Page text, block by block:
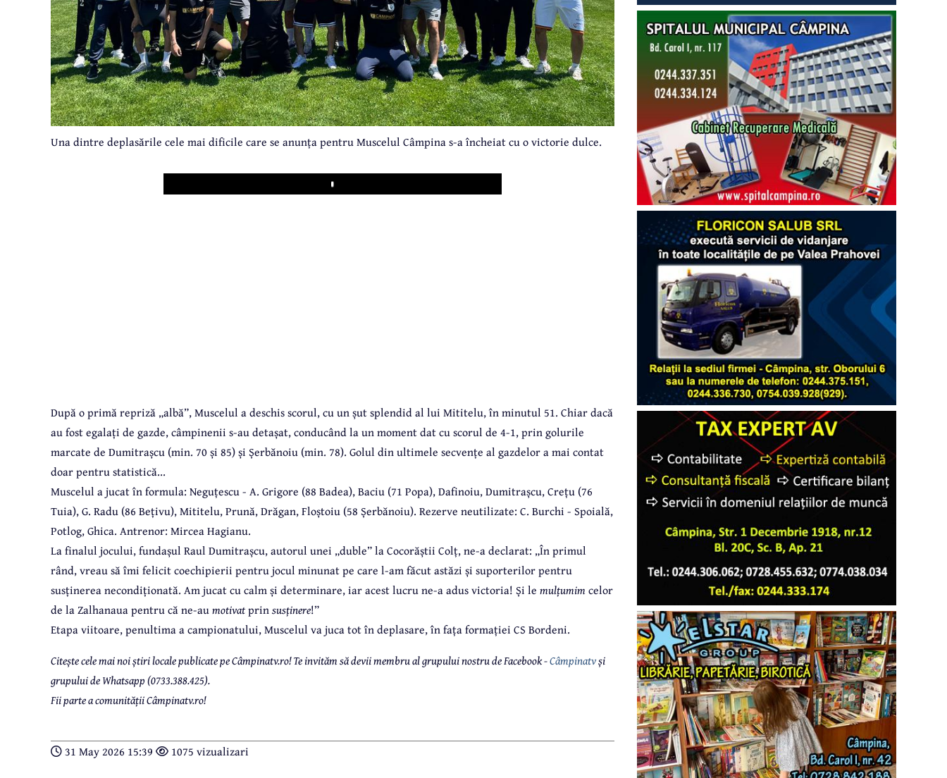
Una dintre deplasările cele mai dificile care se anunța pentru Muscelul Câmpina s-a încheiat cu o victorie dulce.
Play
După o primă repriză „albă”, Muscelul a deschis scorul, cu un șut splendid al lui Mititelu, în minutul 51. Chiar dacă
au fost egalați de gazde, câmpinenii s-au detașat, conducând la un moment dat cu scorul de 4-1, prin golurile
marcate de Dumitrașcu (min. 70 și 85) și Șerbănoiu (min. 78). Golul din ultimele secvențe al gazdelor a mai contat
doar pentru statistică...
Muscelul a jucat în formula: Neguțescu - A. Grigore (88 Badea), Baciu (71 Popa), Dafinoiu, Dumitrașcu, Crețu (76
Tuia), G. Radu (86 Bețivu), Mititelu, Prună, Drăgan, Floștoiu (58 Șerbănoiu). Rezerve neutilizate: C. Burchi - Spoială,
Potlog, Ghica. Antrenor: Mircea Hagianu.
La finalul jocului, fundașul Raul Dumitrașcu, autorul unei „duble” la Cocorăștii Colț, ne-a declarat: „În primul
rând, vreau să îmi felicit coechipierii pentru jocul minunat pe care l-am făcut astăzi și suporterilor pentru
susținerea necondiționată. Am jucat cu calm și determinare, iar acest lucru ne-a adus victoria! Și le mulțumimcelor
de la Zalhanaua pentru că ne-aumotivatprinsusținere!”
Etapa viitoare, penultima a campionatului, Muscelul va juca tot în deplasare, în fața formației CS Bordeni.
Citește cele mai noi știri locale publicate pe Câmpinatv.ro! Te invităm să devii membru al grupului nostru de Facebook -Câmpinatvși
grupului de Whatsapp (0733.388.425).
Fii parte a comunității Câmpinatv.ro!
31 May 2026 15:39 1075 vizualizari